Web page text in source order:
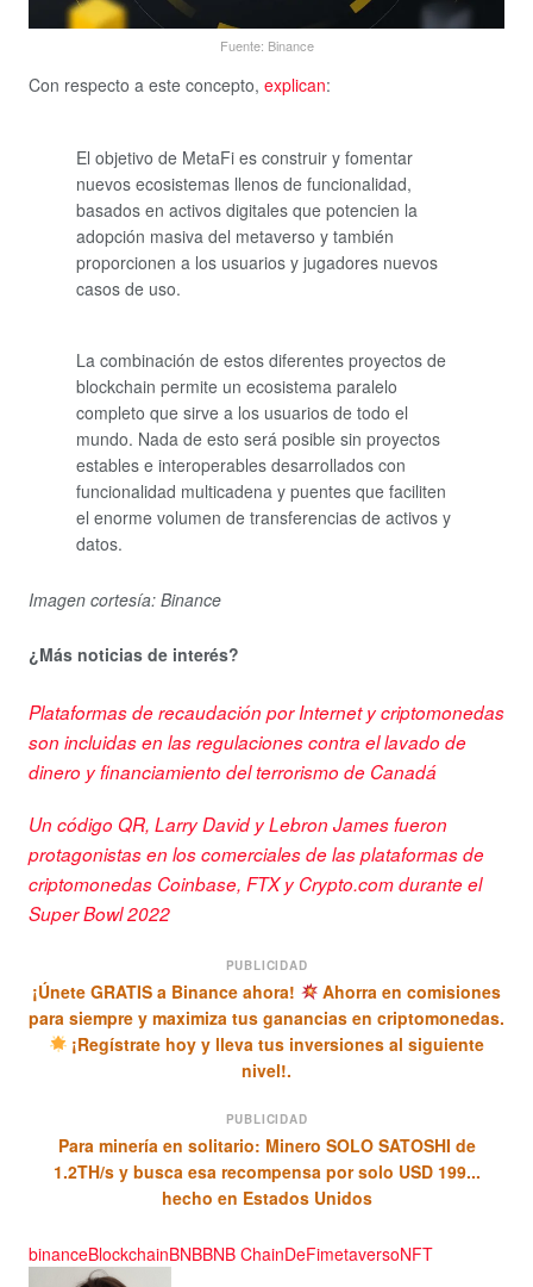
Fuente: Binance
Con respecto a este concepto, explican:
El objetivo de MetaFi es construir y fomentar
nuevos ecosistemas llenos de funcionalidad,
basados en activos digitales que potencien la
adopción masiva del metaverso y también
proporcionen a los usuarios y jugadores nuevos
casos de uso.
La combinación de estos diferentes proyectos de
blockchain permite un ecosistema paralelo
completo que sirve a los usuarios de todo el
mundo. Nada de esto será posible sin proyectos
estables e interoperables desarrollados con
funcionalidad multicadena y puentes que faciliten
el enorme volumen de transferencias de activos y
datos.
Imagen cortesía: Binance
¿Más noticias de interés?
Plataformas de recaudación por Internet y criptomonedas
son incluidas en las regulaciones contra el lavado de
dinero y financiamiento del terrorismo de Canadá
Un código QR, Larry David y Lebron James fueron
protagonistas en los comerciales de las plataformas de
criptomonedas Coinbase, FTX y Crypto.com durante el
Super Bowl 2022
PUBLICIDAD
¡Únete GRATIS a Binance ahora!
Ahorra en comisiones
para siempre y maximiza tus ganancias en criptomonedas.
¡Regístrate hoy y lleva tus inversiones al siguiente
nivel!.
PUBLICIDAD
Para minería en solitario: Minero SOLO SATOSHI de
1.2TH/s y busca esa recompensa por solo USD 199...
hecho en Estados Unidos
binanceBlockchainBNBBNB ChainDeFimetaversoNFT